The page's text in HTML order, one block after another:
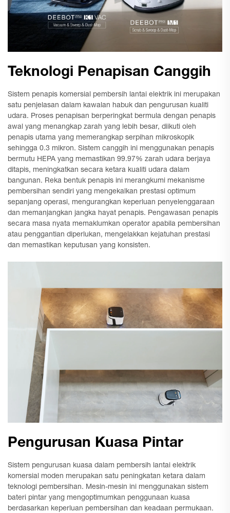
Teknologi Penapisan Canggih
Sistem penapis komersial pembersih lantai elektrik ini merupakan
satu penjelasan dalam kawalan habuk dan pengurusan kualiti
udara. Proses penapisan berperingkat bermula dengan penapis
awal yang menangkap zarah yang lebih besar, diikuti oleh
penapis utama yang memerangkap serpihan mikroskopik
sehingga 0.3 mikron. Sistem canggih ini menggunakan penapis
bermutu HEPA yang memastikan 99.97% zarah udara berjaya
ditapis, meningkatkan secara ketara kualiti udara dalam
bangunan. Reka bentuk penapis ini merangkumi mekanisme
pembersihan sendiri yang mengekalkan prestasi optimum
sepanjang operasi, mengurangkan keperluan penyelenggaraan
dan memanjangkan jangka hayat penapis. Pengawasan penapis
secara masa nyata memaklumkan operator apabila pembersihan
atau penggantian diperlukan, mengelakkan kejatuhan prestasi
dan memastikan keputusan yang konsisten.
Pengurusan Kuasa Pintar
Sistem pengurusan kuasa dalam pembersih lantai elektrik
komersial moden merupakan satu peningkatan ketara dalam
teknologi pembersihan. Mesin-mesin ini menggunakan sistem
bateri pintar yang mengoptimumkan penggunaan kuasa
berdasarkan keperluan pembersihan dan keadaan permukaan.